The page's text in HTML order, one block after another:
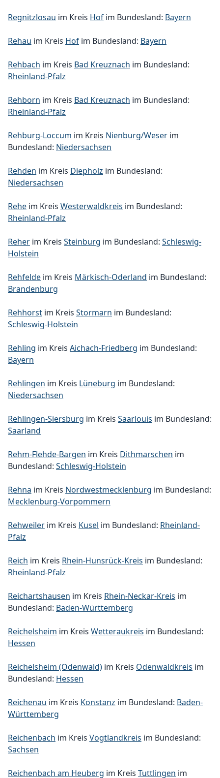
Regnitzlosau im Kreis Hof im Bundesland: Bayern
Rehau im Kreis Hof im Bundesland: Bayern
Rehbach im Kreis Bad Kreuznach im Bundesland:
Rheinland-Pfalz
Rehborn im Kreis Bad Kreuznach im Bundesland:
Rheinland-Pfalz
Rehburg-Loccum im Kreis Nienburg/Weser im
Bundesland: Niedersachsen
Rehden im Kreis Diepholz im Bundesland:
Niedersachsen
Rehe im Kreis Westerwaldkreis im Bundesland:
Rheinland-Pfalz
Reher im Kreis Steinburg im Bundesland: Schleswig-
Holstein
Rehfelde im Kreis Märkisch-Oderland im Bundesland:
Brandenburg
Rehhorst im Kreis Stormarn im Bundesland:
Schleswig-Holstein
Rehling im Kreis Aichach-Friedberg im Bundesland:
Bayern
Rehlingen im Kreis Lüneburg im Bundesland:
Niedersachsen
Rehlingen-Siersburg im Kreis Saarlouis im Bundesland:
Saarland
Rehm-Flehde-Bargen im Kreis Dithmarschen im
Bundesland: Schleswig-Holstein
Rehna im Kreis Nordwestmecklenburg im Bundesland:
Mecklenburg-Vorpommern
Rehweiler im Kreis Kusel im Bundesland: Rheinland-
Pfalz
Reich im Kreis Rhein-Hunsrück-Kreis im Bundesland:
Rheinland-Pfalz
Reichartshausen im Kreis Rhein-Neckar-Kreis im
Bundesland: Baden-Württemberg
Reichelsheim im Kreis Wetteraukreis im Bundesland:
Hessen
Reichelsheim (Odenwald) im Kreis Odenwaldkreis im
Bundesland: Hessen
Reichenau im Kreis Konstanz im Bundesland: Baden-
Württemberg
Reichenbach im Kreis Vogtlandkreis im Bundesland:
Sachsen
Reichenbach am Heuberg im Kreis Tuttlingen im